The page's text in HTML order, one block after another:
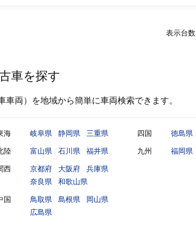
表示台数
車を探す
両）を地域から簡単に車両検索できます。
海 岐阜県 静岡県 三重県
陸 富山県 石川県 福井県
西 京都府 大阪府
兵庫県
奈良県
和歌山県
国 鳥取県 島根県
岡山県
広島県
四国 徳島県
九州 福岡県